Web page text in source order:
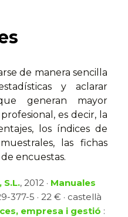
de manera sencilla
y aclarar
generan mayor
es decir, la
los índices de
las fichas
encuestas.
S.L., 2012 · Manuales
377-5 · 22 € · castellà
empresa i gestió :